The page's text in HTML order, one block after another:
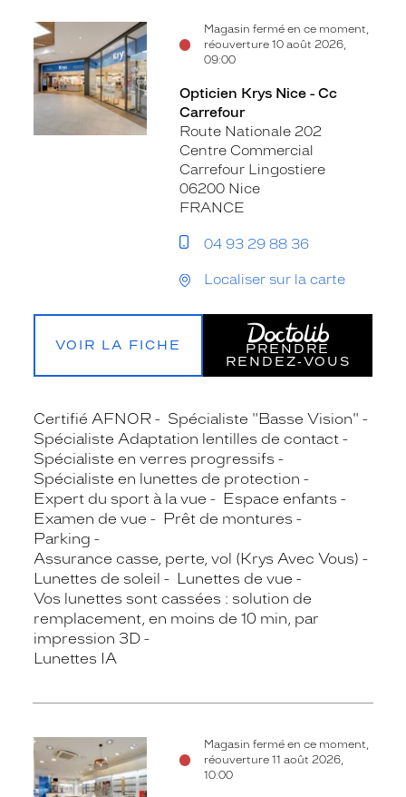
Magasin fermé en ce moment,
réouverture 10 août 2026,
09:00
Opticien Krys Nice - Cc
Carrefour
Route Nationale 202
Centre Commercial
Carrefour Lingostiere
06200 Nice
FRANCE
04 93 29 88 36
Localiser sur la carte
VOIR LA FICHE
PRENDRE
RENDEZ‑VOUS
Certifié AFNOR
Spécialiste "Basse Vision"
Spécialiste Adaptation lentilles de contact
Spécialiste en verres progressifs
Spécialiste en lunettes de protection
Expert du sport à la vue
Espace enfants
Examen de vue
Prêt de montures
Parking
Assurance casse, perte, vol (Krys Avec Vous)
Lunettes de soleil
Lunettes de vue
Vos lunettes sont cassées : solution de
remplacement, en moins de 10 min, par
impression 3D
Lunettes IA
Magasin fermé en ce moment,
réouverture 11 août 2026,
10:00